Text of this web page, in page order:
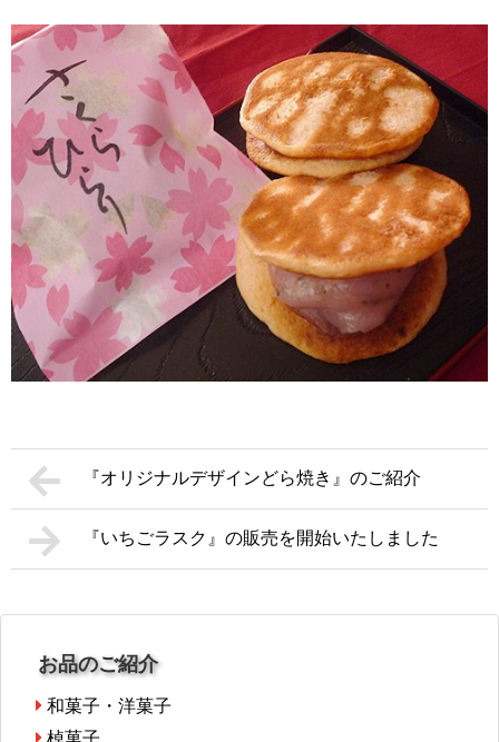
『オリジナルデザインどら焼き』のご紹介
『いちごラスク』の販売を開始いたしました
お品のご紹介
和菓子・洋菓子
棹菓子